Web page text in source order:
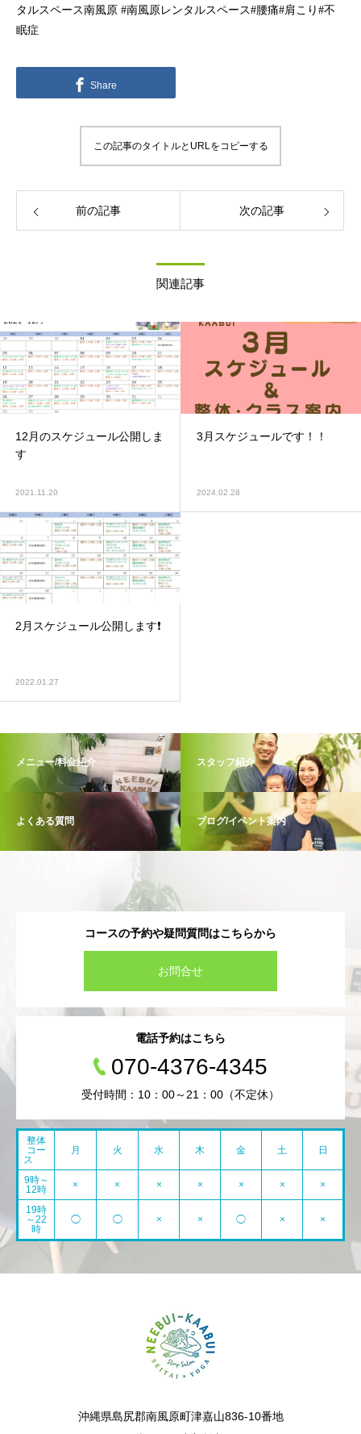
タルスペース南風原 #南風原レンタルスペース#腰痛#肩こり#不
眠症
Share
この記事のタイトルとURLをコピーする
前の記事 次の記事
関連記事
12月のスケジュール公開しま
す
2021.11.20
3月スケジュールです！！
2024.02.28
2月スケジュール公開します❗️
2022.01.27
メニュー/料金紹介 スタッフ紹介
よくある質問 ブログ/イベント案内
コースの予約や疑問質問はこちらから
お問合せ
電話予約はこちら
070-4376-4345
受付時間：10：00～21：00（不定休）
整体
コー
ス
月 火 水 木 金 土 日
9時～
12時
× × × × × × ×
19時
～22
時
◯ ◯ × × ◯ × ×
沖縄県島尻郡南風原町津嘉山836-10番地